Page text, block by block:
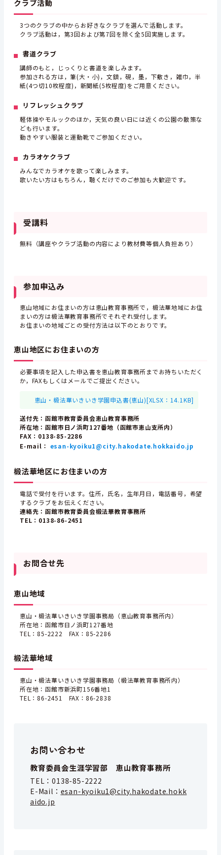
クラブ活動
3つのクラブの中からお好きなクラブを選んで活動します。
クラブ活動は，第3回および第7回を除く全5回実施します。
書道クラブ
講師のもと，じっくりと書道を楽しみます。
参加される方は，筆(大・小)，文鎮，硯，墨，下敷き，雑巾，半
紙(4つ切10枚程度)，新聞紙(5枚程度)をご用意ください。
リフレッシュクラブ
軽体操やモルックのほか，天気の良い日には近くの公園の散策な
ども行います。
動きやすい服装と運動靴でご参加ください。
カラオケクラブ
みんなでカラオケを歌って楽しみます。
歌いたい方はもちろん，聴くだけでのご参加も大歓迎です。
受講料
無料（講座やクラブ活動の内容により教材費等個人負担あり）
参加申込み
恵山地域にお住まいの方は恵山教育事務所で，椴法華地域にお住
まいの方は椴法華教育事務所でそれぞれ受付します。
お住まいの地域ごとの受付方法は以下のとおりです。
恵山地区にお住まいの方
必要事項を記入した申込書を恵山教育事務所までお持ちいただく
か，FAXもしくはメールでご提出ください。
恵山・椴法華いきいき学園申込書(恵山)[XLSX：14.1KB]
送付先：函館市教育委員会恵山教育事務所
所在地：函館市日ノ浜町127番地（函館市恵山支所内）
FAX：0138-85-2286
E-mail： esan-kyoiku1@city.hakodate.hokkaido.jp
椴法華地区にお住まいの方
電話で受付を行います。住所，氏名，生年月日，電話番号，希望
するクラブをお伝えください。
連絡先：函館市教育委員会椴法華教育事務所
TEL：0138-86-2451
お問合せ先
恵山地域
恵山・椴法華いきいき学園事務局（恵山教育事務所内）
所在地：函館市日ノ浜町127番地
TEL：85-2222 FAX：85-2286
椴法華地域
恵山・椴法華いきいき学園事務局（椴法華教育事務所内）
所在地：函館市新浜町156番地1
TEL：86-2451 FAX：86-2838
お問い合わせ
教育委員会生涯学習部 恵山教育事務所
TEL：0138-85-2222
E-Mail： esan-kyoiku1@city.hakodate.hokk
aido.jp